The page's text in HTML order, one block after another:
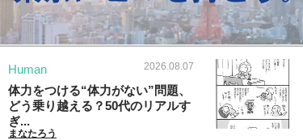
Human 2026.08.07
体力をつける“体力がない”問題、
どう乗り越える？50代のリアルす
ぎ...
まなたろう